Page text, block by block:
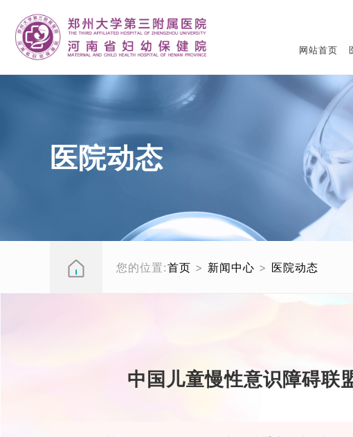
网站首页
医院动态
您的位置:首页 > 新闻中心 > 医院动态
中国儿童慢性意识障碍联